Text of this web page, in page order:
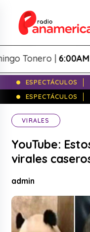
Tonero |6:00AM -
ESPECTÁCULOS
ESPECTÁCULOS
VIRALES
YouTube:
virales
admin